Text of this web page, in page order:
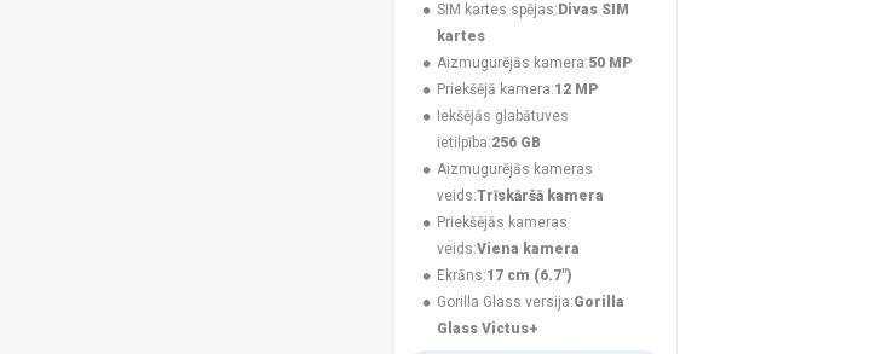
SIM kartes spējas: Divas SIM
kartes
Aizmugurējās kamera:50 MP
Priekšējā kamera:12 MP
Iekšējās glabātuves
ietilpība:256 GB
Aizmugurējās kameras
veids:Trīskāršā kamera
Priekšējās kameras
veids:Viena kamera
Ekrāns:17 cm (6.7")
Gorilla Glass versija:Gorilla
Glass Victus+